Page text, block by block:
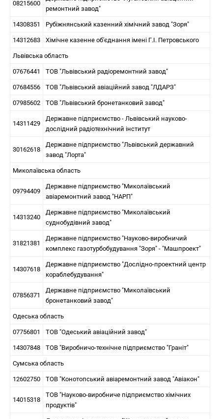
08215600
ремонтний завод"
14308351 Рубіжнянський казенний хімічний завод "Зоря"
14312683 Хімічне казенне об'єднання імені Г.І. Петровського
Львівська область
07676441 ТОВ "Львівський радіоремонтний завод"
07684556 ТОВ "Львівський авіаційний завод "ЛДАРЗ"
07985602 ТОВ "Львівський бронетанковий завод"
14311429
Державне підприємство - Львівський науково-
дослідний радіотехнічний інститут
30162618
Державне підприємство "Львівський державний
завод "Лорта"
Миколаївська область
09794409
Державне підприємство "Миколаївський
авіаремонтний завод "НАРП"
14313240
Державне підприємство "Миколаївський
суднобудівний завод"
31821381
Державне підприємство "Науково-виробничий
комплекс газотурбобудування "Зоря" - "Машпроект"
14307618
Державне підприємство "Дослідно-проектний центр
кораблебудування"
07856371
Державне підприємство "Миколаївський
бронетанковий завод"
Одеська область
07756801 ТОВ "Одеський авіаційний завод"
14307848 ТОВ "Виробничо-технічне підприємство "Граніт"
Сумська область
12602750 ТОВ "Конотопський авіаремонтний завод "Авіакон"
14015318
ТОВ "Науково-виробниче підприємство хімічних
продуктів"